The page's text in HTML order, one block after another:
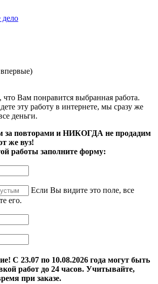
дело
Вам понравится выбранная работа.
эту работу в интернете, мы сразу же
деньги.
за повторами и НИКОГДА не продадим
же вуз!
работы заполните форму:
Если Вы видите это поле, все
его.
С 23.07 по 10.08.2026 года могут быть
работ до 24 часов. Учитывайте,
при заказе.